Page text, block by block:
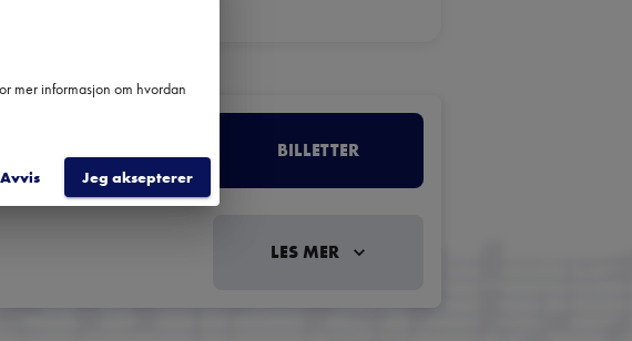
BERGEN FILHARMONISKE UNGDOMSORKESTER
BILLETTER
LES MER
mer informasjon om hvordan
Avvis Jeg aksepterer